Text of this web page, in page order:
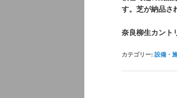
す。芝が納品さ
奈良柳生カン
カテゴリー: 設備・